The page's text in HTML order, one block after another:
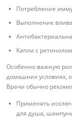
Потребление
Выполнение
Капли с
Особенно важную
домашних условиях,
Врачи обычно
Применять
для душа,